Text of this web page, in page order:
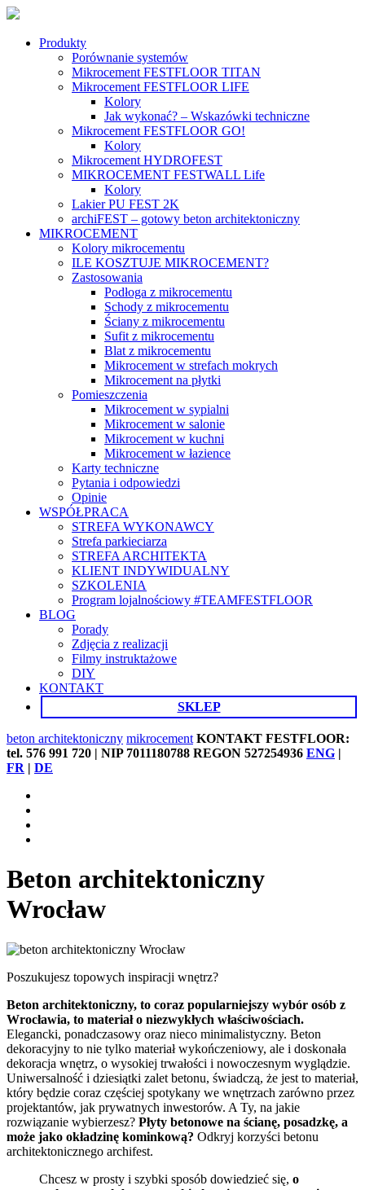
Produkty
Porównanie systemów
Mikrocement FESTFLOOR TITAN
Mikrocement FESTFLOOR LIFE
Kolory
Jak wykonać? – Wskazówki techniczne
Mikrocement FESTFLOOR GO!
Kolory
Mikrocement HYDROFEST
MIKROCEMENT FESTWALL Life
Kolory
Lakier PU FEST 2K
archiFEST – gotowy beton architektoniczny
MIKROCEMENT
Kolory mikrocementu
ILE KOSZTUJE MIKROCEMENT?
Zastosowania
Podłoga z mikrocementu
Schody z mikrocementu
Ściany z mikrocementu
Sufit z mikrocementu
Blat z mikrocementu
Mikrocement w strefach mokrych
Mikrocement na płytki
Pomieszczenia
Mikrocement w sypialni
Mikrocement w salonie
Mikrocement w kuchni
Mikrocement w łazience
Karty techniczne
Pytania i odpowiedzi
Opinie
WSPÓŁPRACA
STREFA WYKONAWCY
Strefa parkieciarza
STREFA ARCHITEKTA
KLIENT INDYWIDUALNY
SZKOLENIA
Program lojalnościowy #TEAMFESTFLOOR
BLOG
Porady
Zdjęcia z realizacji
Filmy instruktażowe
DIY
KONTAKT
SKLEP
beton architektoniczny mikrocement KONTAKT FESTFLOOR:
tel. 576 991 720 | NIP 7011180788 REGON 527254936 ENG |
FR | DE
Beton architektoniczny
Wrocław
Poszukujesz topowych inspiracji wnętrz?
Beton architektoniczny, to coraz popularniejszy wybór osób z
Wrocławia, to materiał o niezwykłych właściwościach.
Elegancki, ponadczasowy oraz nieco minimalistyczny. Beton
dekoracyjny to nie tylko materiał wykończeniowy, ale i doskonała
dekoracja wnętrz, o wysokiej trwałości i nowoczesnym wyglądzie.
Uniwersalność i dziesiątki zalet betonu, świadczą, że jest to materiał,
który będzie coraz częściej spotykany we wnętrzach zarówno przez
projektantów, jak prywatnych inwestorów. A Ty, na jakie
rozwiązanie wybierzesz? Płyty betonowe na ścianę, posadzkę, a
może jako okładzinę kominkową? Odkryj korzyści betonu
architektonicznego archifest.
Chcesz w prosty i szybki sposób dowiedzieć się, o